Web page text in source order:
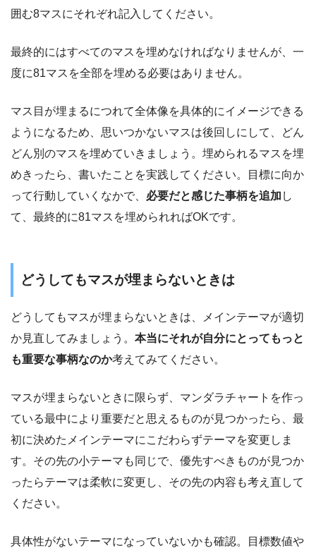
囲む8マスにそれぞれ記入してください。
最終的にはすべてのマスを埋めなければなりませんが、一
度に81マスを全部を埋める必要はありません。
マス目が埋まるにつれて全体像を具体的にイメージできる
ようになるため、思いつかないマスは後回しにして、どん
どん別のマスを埋めていきましょう。埋められるマスを埋
めきったら、書いたことを実践してください。目標に向か
って行動していくなかで、 必要だと感じた事柄を追加 し
て、最終的に81マスを埋められればOKです。
どうしてもマスが埋まらないときは
どうしてもマスが埋まらないときは、メインテーマが適切
か見直してみましょう。 本当にそれが自分にとってもっと
も重要な事柄なのか考えてみてください。
マスが埋まらないときに限らず、マンダラチャートを作っ
ている最中により重要だと思えるものが見つかったら、最
初に決めたメインテーマにこだわらずテーマを変更しま
す。その先の小テーマも同じで、優先すべきものが見つか
ったらテーマは柔軟に変更し、その先の内容も考え直して
ください。
具体性がないテーマになっていないかも確認。目標数値や